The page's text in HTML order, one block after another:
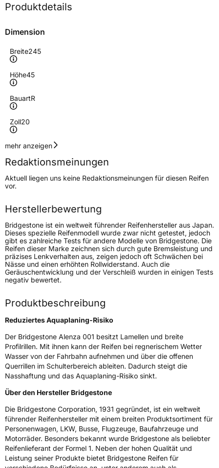
Produktdetails
Dimension
Breite245
Höhe45
BauartR
Zoll20
Geschwindigkeitsindex
Höchstgeschwindigkeit
270 km/h
Lastindex103
Höchstlast875 kg
Gewicht (in kg)
12,4 kg
Generelle Merkmale
FahrzeugtypSUV
VerwendungSommerreifen
FahrzeugartPKW & SUV
Weitere Eigenschaften
SchlauchtypTL
ZustandNeureifen
FelgenschutzFP
Empfohlen für BMW*
mehr anzeigen
Redaktionsmeinungen
Aktuell liegen uns keine Redaktionsmeinungen für diesen Reifen
vor.
Herstellerbewertung
Bridgestone ist ein weltweit führender Reifenhersteller aus Japan.
Dieses spezielle Reifenmodell wurde zwar nicht getestet, jedoch
gibt es zahlreiche Tests für andere Modelle von Bridgestone. Die
Reifen dieser Marke zeichnen sich durch gute Bremsleistung und
präzises Lenkverhalten aus, zeigen jedoch oft Schwächen bei
Nässe und einen erhöhten Rollwiderstand. Auch die
Geräuschentwicklung und der Verschleiß wurden in einigen Tests
negativ bewertet.
Produktbeschreibung
Reduziertes Aquaplaning-Risiko
Der Bridgestone Alenza 001 besitzt Lamellen und breite
Profilrillen. Mit ihnen kann der Reifen bei regnerischem Wetter
Wasser von der Fahrbahn aufnehmen und über die offenen
Querrillen im Schulterbereich ableiten. Dadurch steigt die
Nasshaftung und das Aquaplaning-Risiko sinkt.
Über den Hersteller Bridgestone
Die Bridgestone Corporation, 1931 gegründet, ist ein weltweit
führender Reifenhersteller mit einem breiten Produktsortiment für
Personenwagen, LKW, Busse, Flugzeuge, Baufahrzeuge und
Motorräder. Besonders bekannt wurde Bridgestone als beliebter
Reifenlieferant der Formel 1. Neben der hohen Qualität und
Leistung seiner Produkte bietet Bridgestone Reifen für